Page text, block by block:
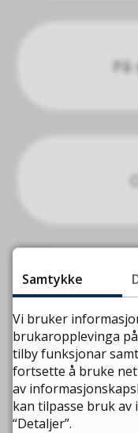
På
Samtykke
Vi bruker
brukaropplevinga
tilby funksjonar
fortsette å bruke
av
kan tilpasse bruk
“Detaljer”.